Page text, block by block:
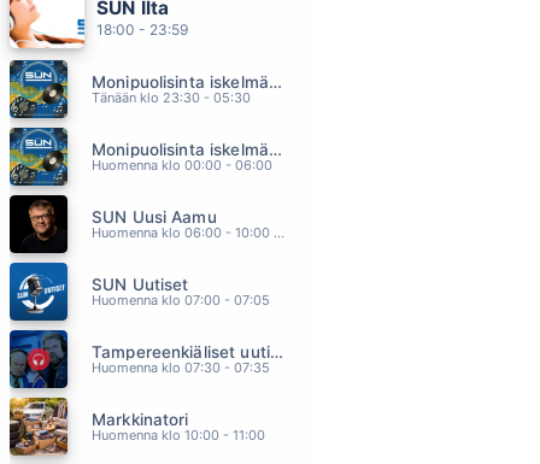
POKKA
OTA KIINNI
AKUN TEHDAS
TUHANSIEN RANTOJEN MAA
SUN Ilta
18:00 - 23:59
Monipuolisinta iskelmää ja parasta poppia
Tänään klo 23:30 - 05:30
Monipuolisinta iskelmää ja parasta poppia
Huomenna klo 00:00 - 06:00
SUN Uusi Aamu
Huomenna klo 06:00 - 10:00 - Studiossa: Kimmo Hoivassilta
SUN Uutiset
Huomenna klo 07:00 - 07:05
Tampereenkiäliset uutiset
Huomenna klo 07:30 - 07:35
Markkinatori
Huomenna klo 10:00 - 11:00